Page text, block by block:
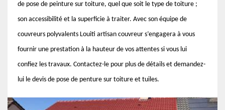
de pose de peinture sur toiture, quel que soit le type de toiture ;
son accessibilité et la superficie à traiter. Avec son équipe de
couvreurs polyvalents Louiti artisan couvreur s’engagera à vous
fournir une prestation à la hauteur de vos attentes si vous lui
confiez les travaux. Contactez-le pour plus de détails et demandez-
lui le devis de pose de penture sur toiture et tuiles.